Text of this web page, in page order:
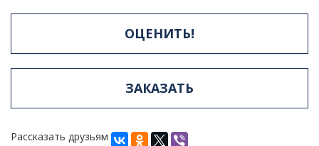
ОЦЕНИТЬ!
ЗАКАЗАТЬ
Рассказать друзьям